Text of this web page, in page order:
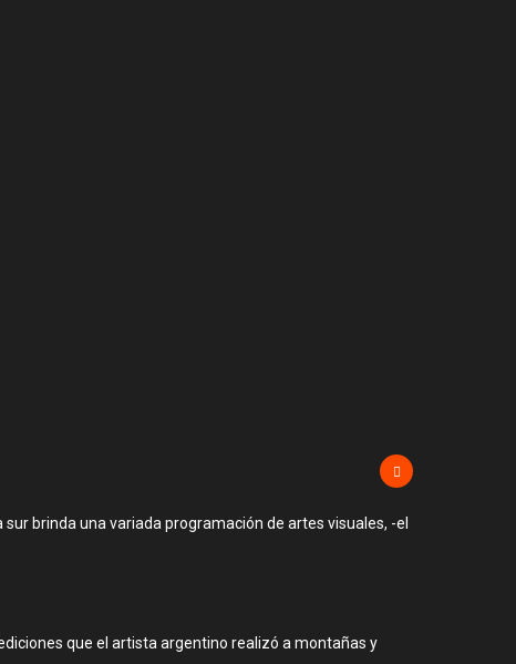
brinda una variada programación de artes visuales, -el
que el artista argentino realizó a montañas y